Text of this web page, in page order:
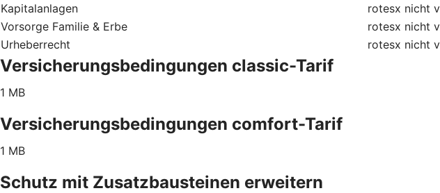
Kapitalanlagen
rotesx nicht
Vorsorge Familie & Erbe
rotesx nicht
Urheberrecht
rotesx nicht
Versicherungsbedingungen classic-Tarif
1 MB
Versicherungsbedingungen comfort-Tarif
1 MB
Schutz mit Zusatzbausteinen erweitern